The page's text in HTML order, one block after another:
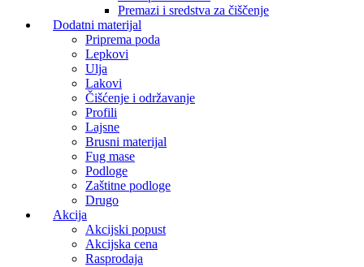
Premazi i sredstva za čiščenje
Dodatni materijal
Priprema poda
Lepkovi
Ulja
Lakovi
Čišćenje i održavanje
Profili
Lajsne
Brusni materijal
Fug mase
Podloge
Zaštitne podloge
Drugo
Akcija
Akcijski popust
Akcijska cena
Rasprodaja